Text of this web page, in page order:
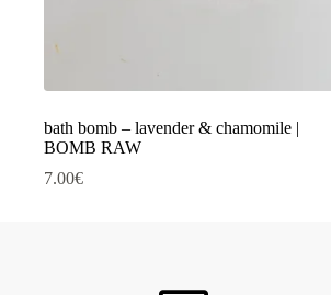
bath bomb – lavender & chamomile |
BOMB RAW
7.00€